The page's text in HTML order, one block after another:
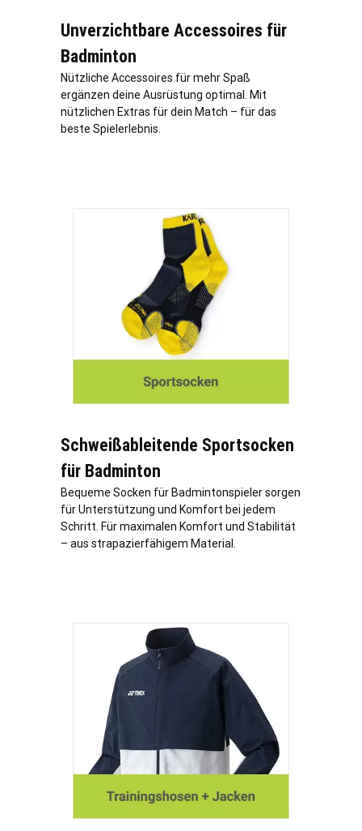
Unverzichtbare Accessoires für
Badminton
Nützliche Accessoires für mehr Spaß
ergänzen deine Ausrüstung optimal. Mit
nützlichen Extras für dein Match – für das
beste Spielerlebnis.
Schweißableitende Sportsocken
für Badminton
Bequeme Socken für Badmintonspieler sorgen
für Unterstützung und Komfort bei jedem
Schritt. Für maximalen Komfort und Stabilität
– aus strapazierfähigem Material.